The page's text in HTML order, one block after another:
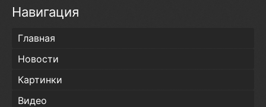
Навигация
Главная
Новости
Картинки
Видео